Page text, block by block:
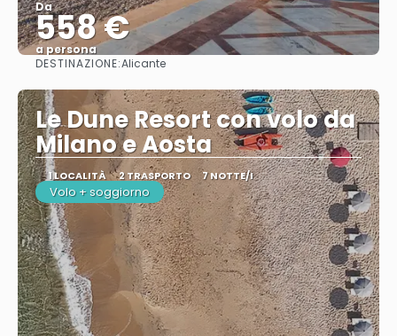
Da
558 €
a persona
DESTINAZIONE:Alicante
Le Dune Resort con volo da
Milano e Aosta
1 LOCALITÀ 2 TRASPORTO 7 NOTTE/I
Volo + soggiorno